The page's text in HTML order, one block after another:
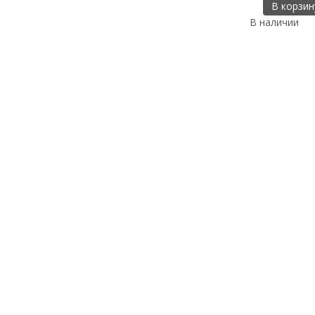
В
В наличии